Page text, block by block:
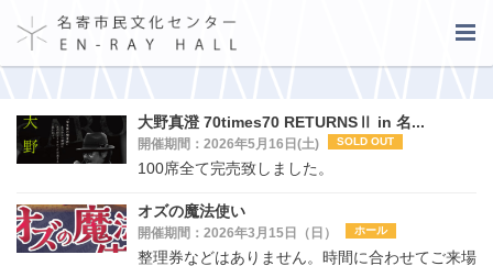
大野真澄 70times70 RETURNSⅡ in 名...
開催期間：2026年5月16日(土) SOLD OUT
100席全て完売致しました。
オズの魔法使い
開催期間：2026年3月15日（日） ホール
整理券などはありません。時間に合わせてご来場